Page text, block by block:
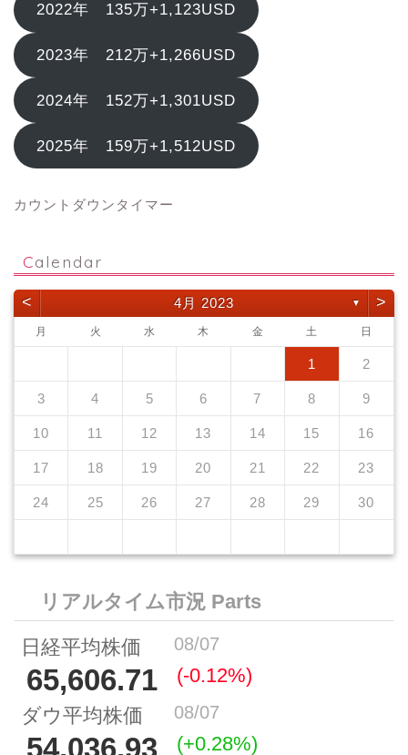
2022年 135万+1,123USD
2023年 212万+1,266USD
2024年 152万+1,301USD
2025年 159万+1,512USD
カウントダウンタイマー
Calendar
< 4月 2023 ▼ >
月 火 水 木 金 土 日
1 2
3 4 5 6 7 8 9
10 11 12 13 14 15 16
17 18 19 20 21 22 23
24 25 26 27 28 29 30